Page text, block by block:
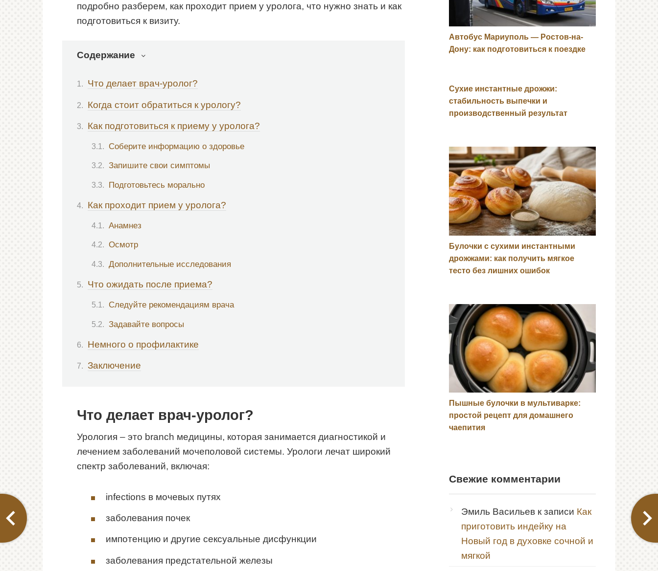
подробно разберем, как проходит прием у уролога, что нужно знать и как
подготовиться к визиту.
Содержание
Что делает врач-уролог?
Когда стоит обратиться к урологу?
Как подготовиться к приему у уролога?
Соберите информацию о здоровье
Запишите свои симптомы
Подготовьтесь морально
Как проходит прием у уролога?
Анамнез
Осмотр
Дополнительные исследования
Что ожидать после приема?
Следуйте рекомендациям врача
Задавайте вопросы
Немного о профилактике
Заключение
Что делает врач-уролог?
Урология – это branch медицины, которая занимается диагностикой и
лечением заболеваний мочеполовой системы. Урологи лечат широкий
спектр заболеваний, включая:
infections в мочевых путях
заболевания почек
импотенцию и другие сексуальные дисфункции
заболевания предстательной железы
Автобус Мариуполь — Ростов-на-
Дону: как подготовиться к поездке
Сухие инстантные дрожжи:
стабильность выпечки и
производственный результат
Булочки с сухими инстантными
дрожжами: как получить мягкое
тесто без лишних ошибок
Пышные булочки в мультиварке:
простой рецепт для домашнего
чаепития
Свежие комментарии
Эмиль Васильев к записи Как
приготовить индейку на
Новый год в духовке сочной и
мягкой